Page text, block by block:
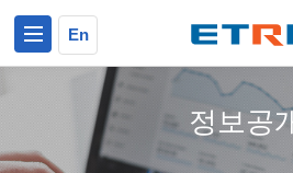
En
정보공